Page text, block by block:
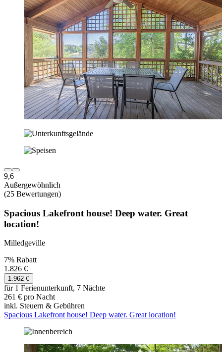
9,6
Außergewöhnlich
(25 Bewertungen)
Spacious Lakefront house! Deep water. Great
location!
Milledgeville
7% Rabatt
1.826 €
1.962 €
für 1 Ferienunterkunft, 7 Nächte
261 € pro Nacht
inkl. Steuern & Gebühren
Spacious Lakefront house! Deep water. Great location!